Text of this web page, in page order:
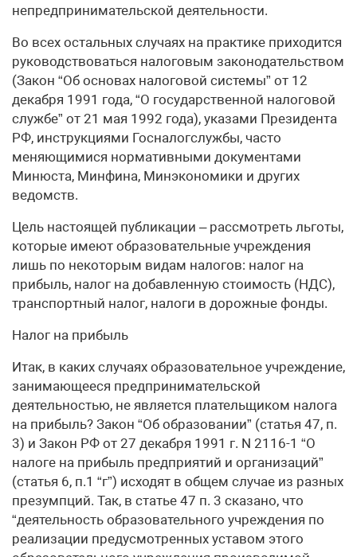
непредпринимательской деятельности.
Во всех остальных случаях на практике приходится
руководствоваться налоговым законодательством
(Закон “Об основах налоговой системы” от 12
декабря 1991 года, “О государственной налоговой
службе” от 21 мая 1992 года), указами Президента
РФ, инструкциями Госналогслужбы, часто
меняющимися нормативными документами
Минюста, Минфина, Минэкономики и других
ведомств.
Цель настоящей публикации – рассмотреть льготы,
которые имеют образовательные учреждения
лишь по некоторым видам налогов: налог на
прибыль, налог на добавленную стоимость (НДС),
транспортный налог, налоги в дорожные фонды.
Налог на прибыль
Итак, в каких случаях образовательное учреждение,
занимающееся предпринимательской
деятельностью, не является плательщиком налога
на прибыль? Закон “Об образовании” (статья 47, п.
3) и Закон РФ от 27 декабря 1991 г. N 2116-1 “О
налоге на прибыль предприятий и организаций”
(статья 6, п.1 “г”) исходят в общем случае из разных
презумпций. Так, в статье 47 п. 3 сказано, что
“деятельность образовательного учреждения по
реализации предусмотренных уставом этого